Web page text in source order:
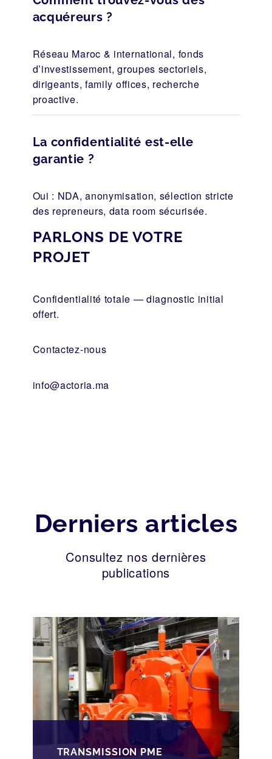
acquéreurs ?
Réseau Maroc & international, fonds
d’investissement, groupes sectoriels,
dirigeants, family offices, recherche
proactive.
La confidentialité est-elle
garantie ?
Oui : NDA, anonymisation, sélection stricte
des repreneurs, data room sécurisée.
PARLONS DE VOTRE
PROJET
Confidentialité totale — diagnostic initial
offert.
Contactez-nous
info@actoria.ma
Derniers articles
Consultez nos dernières
publications
TRANSMISSION PME